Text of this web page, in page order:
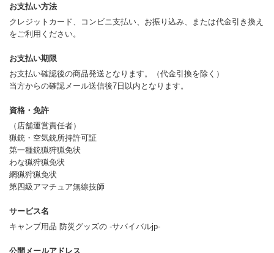
お支払い方法
クレジットカード、コンビニ支払い、お振り込み、または代金引き換え
をご利用ください。
お支払い期限
お支払い確認後の商品発送となります。（代金引換を除く）
当方からの確認メール送信後7日以内となります。
資格・免許
（店舗運営責任者）
猟銃・空気銃所持許可証
第一種銃猟狩猟免状
わな猟狩猟免状
網猟狩猟免状
第四級アマチュア無線技師
サービス名
キャンプ用品 防災グッズの -サバイバルjp-
公開メールアドレス